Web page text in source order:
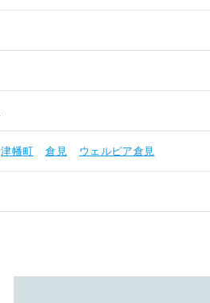
津幡町 倉見 ウェルピア倉見